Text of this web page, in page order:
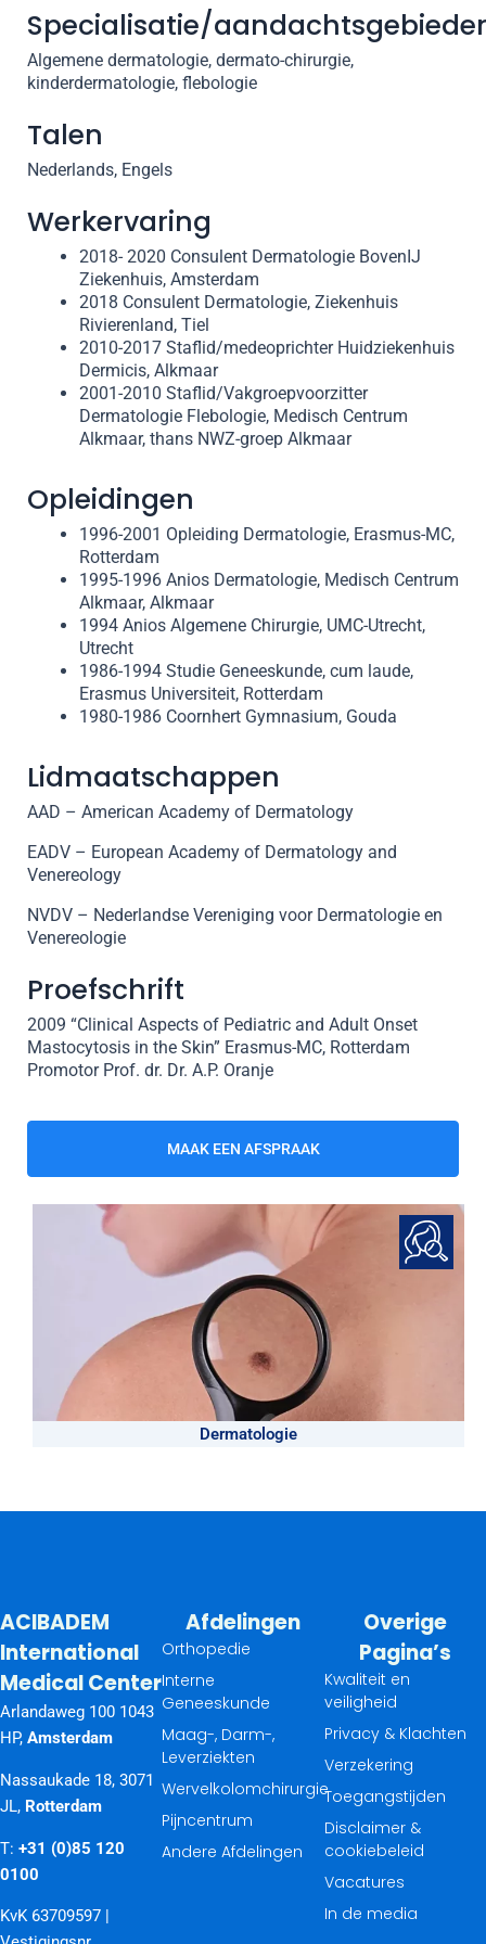
Specialisatie/
Algemene dermatologie, dermato-chirurgie,
kinderdermatologie, flebologie
Talen
Nederlands, Engels
Werkervaring
2018- 2020 Consulent Dermatologie BovenIJ
Ziekenhuis, Amsterdam
2018 Consulent Dermatologie, Ziekenhuis
Rivierenland, Tiel
2010-2017 Staflid/medeoprichter Huidziekenhuis
Dermicis, Alkmaar
2001-2010 Staflid/Vakgroepvoorzitter
Dermatologie Flebologie, Medisch Centrum
Alkmaar, thans NWZ-groep Alkmaar
Opleidingen
1996-2001 Opleiding Dermatologie, Erasmus-MC,
Rotterdam
1995-1996 Anios Dermatologie, Medisch Centrum
Alkmaar, Alkmaar
1994 Anios Algemene Chirurgie, UMC-Utrecht,
Utrecht
1986-1994 Studie Geneeskunde, cum laude,
Erasmus Universiteit, Rotterdam
1980-1986 Coornhert Gymnasium, Gouda
Lidmaatschappen
AAD – American Academy of Dermatology
EADV – European Academy of Dermatology and
Venereology
NVDV – Nederlandse Vereniging voor Dermatologie en
Venereologie
Proefschrift
2009 “Clinical Aspects of Pediatric and Adult Onset
Mastocytosis in the Skin” Erasmus-MC, Rotterdam
Promotor Prof. dr. Dr. A.P. Oranje
MAAK EEN AFSPRAAK
Dermatologie
ACIBADEM
International
Medical Center
Arlandaweg 100 1043
HP, Amsterdam
Nassaukade 18, 3071
JL, Rotterdam
T: +31 (0)85 120
0100
KvK 63709597 |
Afdelingen
Orthopedie
Interne
Geneeskunde
Maag-, Darm-,
Leverziekten
Wervelkolomchirurgie
Pijncentrum
Andere Afdelingen
Overige
Pagina’s
Kwaliteit en
veiligheid
Privacy & Klachten
Verzekering
Toegangstijden
Disclaimer &
cookiebeleid
Vacatures
In de media